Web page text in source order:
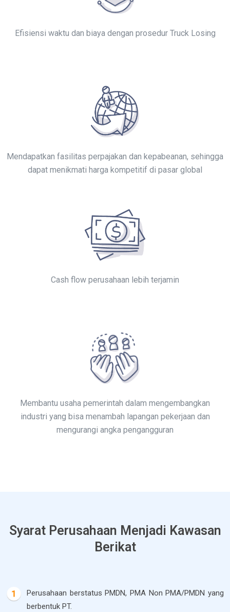
Efisiensi waktu dan biaya dengan prosedur Truck Losing
Mendapatkan fasilitas perpajakan dan kepabeanan, sehingga
dapat menikmati harga kompetitif di pasar global
Cash flow perusahaan lebih terjamin
Membantu usaha pemerintah dalam mengembangkan
industri yang bisa menambah lapangan pekerjaan dan
mengurangi angka pengangguran
Syarat Perusahaan Menjadi Kawasan
Berikat
Perusahaan berstatus PMDN, PMA Non PMA/PMDN yang
berbentuk PT.